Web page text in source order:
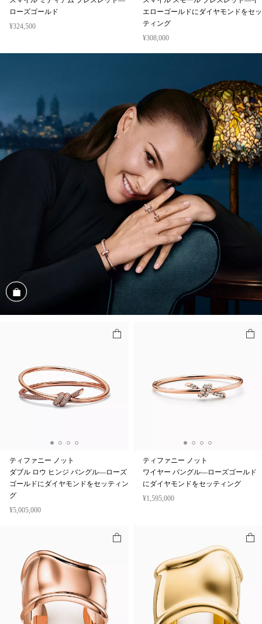
スマイル ミディアム ブレスレット—
ローズゴールド
¥324,500
スマイル スモール ブレスレット—イ
エローゴールドにダイヤモンドをセッ
ティング
¥308,000
商品を見る
ティファニー ノット
ダブル ロウ ヒンジ バングル—ローズ
ゴールドにダイヤモンドをセッティン
グ
¥5,005,000
ティファニー ノット
ワイヤー バングル—ローズゴールド
にダイヤモンドをセッティング
¥1,595,000